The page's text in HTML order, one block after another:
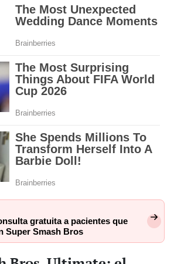
gratuita a pacientes que
Super Smash Bros